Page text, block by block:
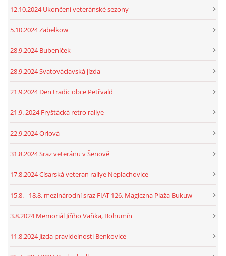
12.10.2024 Ukončení veteránské sezony
5.10.2024 Zabelkow
28.9.2024 Bubeníček
28.9.2024 Svatováclavská jízda
21.9.2024 Den tradic obce Petřvald
21.9. 2024 Fryštácká retro rallye
22.9.2024 Orlová
31.8.2024 Sraz veteránu v Šenově
17.8.2024 Císarská veteran rallye Neplachovice
15.8. - 18.8. mezinárodní sraz FIAT 126, Magiczna Plaža Bukuw
3.8.2024 Memoriál Jiřího Vaňka, Bohumín
11.8.2024 Jízda pravidelnosti Benkovice